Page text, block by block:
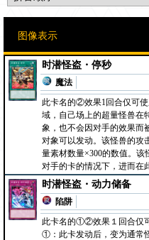
时潜怪盗・停秒
魔法
此卡名的②效果1回合仅可
域，自己场上的超量怪兽在
象，也不会因对手的效果而
对象可以发动。该怪兽的攻
量素材数量×300的数值。
对手的卡的情况下，进而在
时潜怪盗・动力储备
陷阱
此卡名的①②效果１回合仅
①：此卡发动后，变为通常